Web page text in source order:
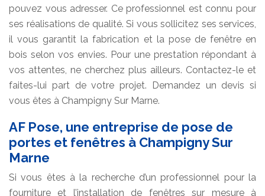
pouvez vous adresser. Ce professionnel est connu pour
ses réalisations de qualité. Si vous sollicitez ses services,
il vous garantit la fabrication et la pose de fenêtre en
bois selon vos envies. Pour une prestation répondant à
vos attentes, ne cherchez plus ailleurs. Contactez-le et
faites-lui part de votre projet. Demandez un devis si
vous êtes à Champigny Sur Marne.
AF Pose, une entreprise de pose de
portes et fenêtres à Champigny Sur
Marne
Si vous êtes à la recherche d’un professionnel pour la
fourniture et l’installation de fenêtres sur mesure à